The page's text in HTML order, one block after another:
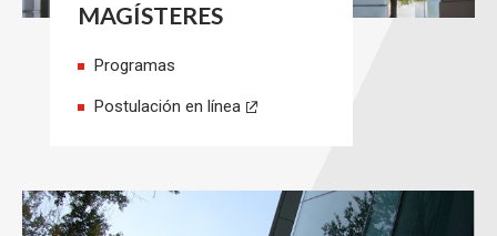
MAGÍSTERES
Programas
Postulación en línea